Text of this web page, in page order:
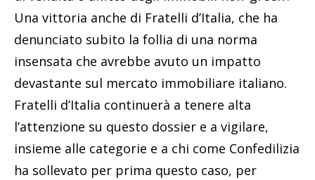
Una vittoria anche di Fratelli d’Italia, che ha
denunciato subito la follia di una norma
insensata che avrebbe avuto un impatto
devastante sul mercato immobiliare italiano.
Fratelli d’Italia continuerà a tenere alta
l’attenzione su questo dossier e a vigilare,
insieme alle categorie e a chi come Confedilizia
ha sollevato per prima questo caso, per